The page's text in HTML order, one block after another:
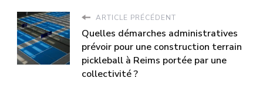
ARTICLE PRÉCÉDENT
Quelles démarches administratives
prévoir pour une construction terrain
pickleball à Reims portée par une
collectivité ?